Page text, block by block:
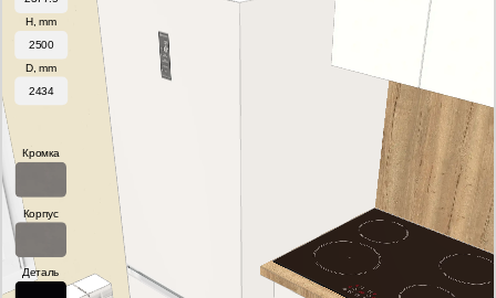
H, mm
D, mm
Кромка
Корпус
Деталь